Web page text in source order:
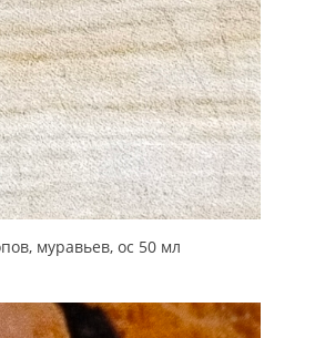
муравьев, ос 50 мл